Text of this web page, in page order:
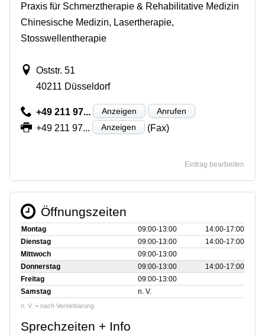
Praxis für Schmerztherapie & Rehabilitative Medizin
Chinesische Medizin, Lasertherapie,
Stosswellentherapie
Oststr. 51
40211 Düsseldorf
+49 211 97... Anzeigen Anrufen
+49 211 97... Anzeigen (Fax)
Eintrag bearbeiten
Öffnungszeiten
Montag 09:00‑13:00
14:00‑17:00
Dienstag
09:00‑13:00
14:00‑17:00
Mittwoch
09:00‑13:00
Donnerstag
09:00‑13:00
14:00‑17:00
Freitag
09:00‑13:00
Samstag
n. V.
n. V. = nach Vereinbarung
Sprechzeiten + Info